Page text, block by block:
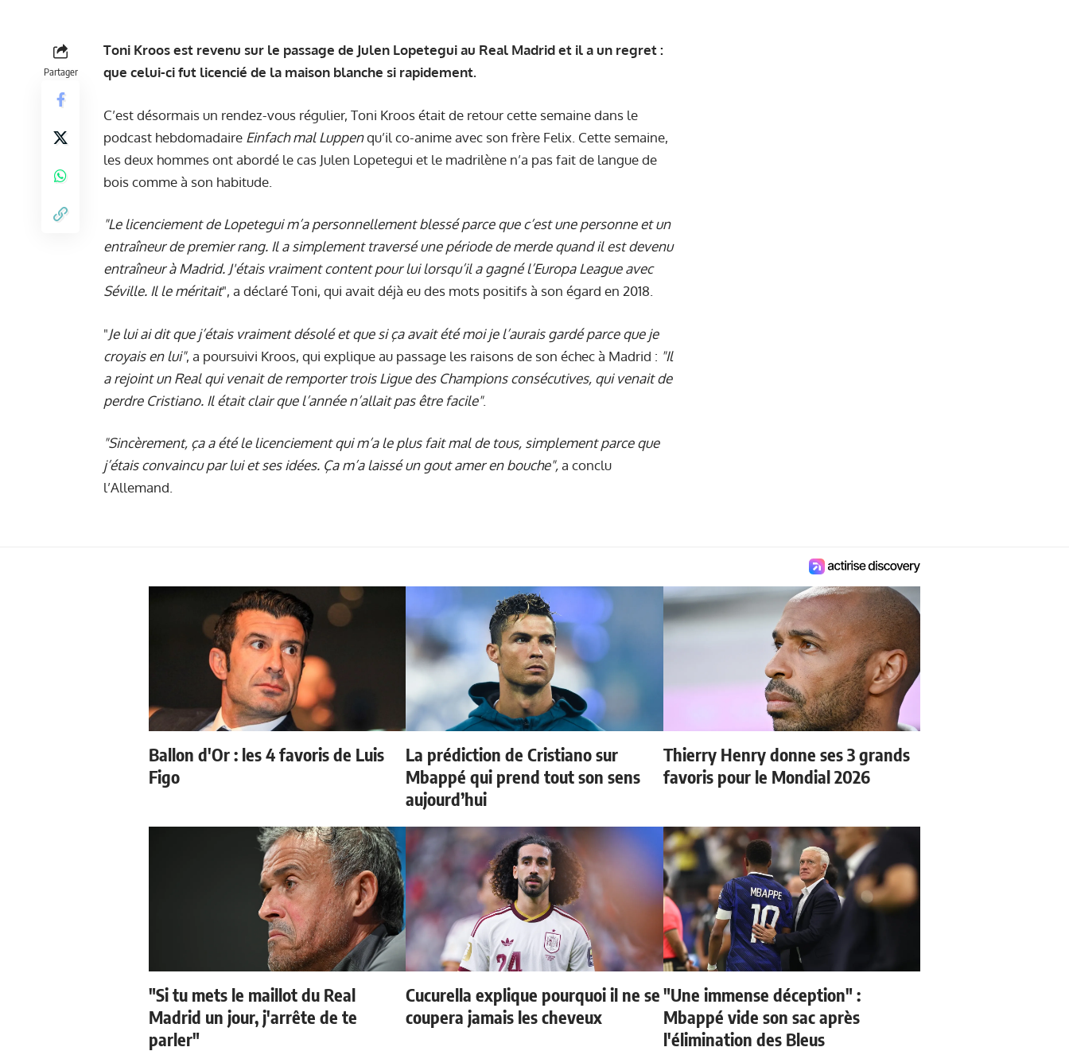
Partager
Toni Kroos est revenu sur le passage de Julen Lopetegui au Real Madrid et il a un regret :
que celui-ci fut licencié de la maison blanche si rapidement.
C’est désormais un rendez-vous régulier, Toni Kroos était de retour cette semaine dans le
podcast hebdomadaire Einfach mal Luppenqu’il co-anime avec son frère Felix. Cette semaine,
les deux hommes ont abordé le cas Julen Lopetegui et le madrilène n’a pas fait de langue de
bois comme à son habitude.
"Le licenciement de Lopetegui m’a personnellement blessé parce que c’est une personne et un
entraîneur de premier rang. Il a simplement traversé une période de merde quand il est devenu
entraîneur à Madrid. J'étais vraiment content pour lui lorsqu’il a gagné l’Europa League avec
Séville. Il le méritait", a déclaré Toni, qui avait déjà eu des mots positifs à son égard en 2018.
"Je lui ai dit que j’étais vraiment désolé et que si ça avait été moi je l’aurais gardé parce que je
croyais en lui", a poursuivi Kroos, qui explique au passage les raisons de son échec à Madrid : "Il
a rejoint un Real qui venait de remporter trois Ligue des Champions consécutives, qui venait de
perdre Cristiano. Il était clair que l’année n’allait pas être facile".
"Sincèrement, ça a été le licenciement qui m’a le plus fait mal de tous, simplement parce que
j’étais convaincu par lui et ses idées. Ça m’a laissé un gout amer en bouche",a conclu
l’Allemand.
Ballon d'Or : les 4 favoris de Luis
Figo
La prédiction de Cristiano sur
Mbappé qui prend tout son sens
aujourd’hui
Thierry Henry donne ses 3 grands
favoris pour le Mondial 2026
"Si tu mets le maillot du Real
Madrid un jour, j'arrête de te
parler"
Cucurella explique pourquoi il ne se
coupera jamais les cheveux
"Une immense déception" :
Mbappé vide son sac après
l'élimination des Bleus